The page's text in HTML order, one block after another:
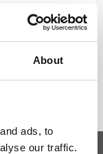
About
ads, to
our traffic.